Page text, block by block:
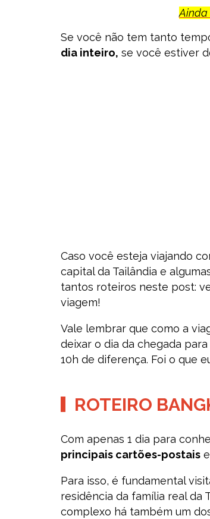
Ainda
Se você não tem tanto
dia inteiro, se você estiver
Caso você esteja viajando
capital da Tailândia e
tantos roteiros neste post:
viagem!
Vale lembrar que como a
deixar o dia da chegada
10h de diferença. Foi o que
ROTEIRO
Com apenas 1 dia para
principais cartões-postais
Para isso, é fundamental
residência da família real da
complexo há também um